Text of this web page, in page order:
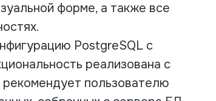
форме, а также все
PostgreSQL с
реализована с
пользователю